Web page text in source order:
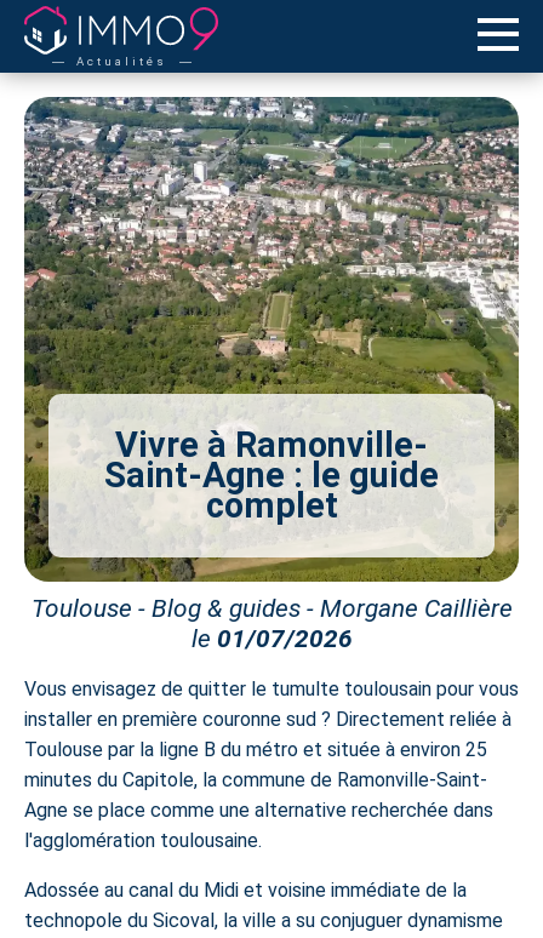
Actualités
Vivre à Ramonville-
Saint-Agne : le guide
complet
Toulouse - Blog & guides - Morgane Caillière
le 01/07/2026
Vous envisagez de quitter le tumulte toulousain pour vous
installer en première couronne sud ? Directement reliée à
Toulouse par la ligne B du métro et située à environ 25
minutes du Capitole, la commune de Ramonville-Saint-
Agne se place comme une alternative recherchée dans
l'agglomération toulousaine.
Adossée au canal du Midi et voisine immédiate de la
technopole du Sicoval, la ville a su conjuguer dynamisme